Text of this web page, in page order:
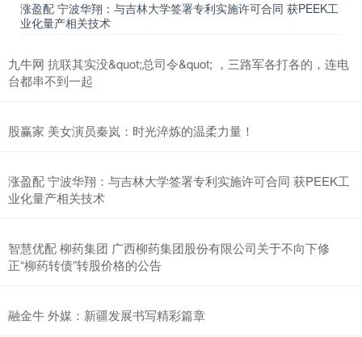
涨盈配 宁波华翔：与吉林大学签署专利实施许可合同 获PEEK工
业化量产相关技术
九牛网 抗联其实没&quot;总司令&quot; ，三路军各打各的，连电
台都串不到一起
股赢家 美女演员秦岚：时光淬炼的温柔力量！
涨盈配 宁波华翔：与吉林大学签署专利实施许可合同 获PEEK工
业化量产相关技术
智慧优配 柳药集团 广西柳药集团股份有限公司关于不向下修
正“柳药转债”转股价格的公告
融金牛 外媒：新疆发展书写精彩篇章